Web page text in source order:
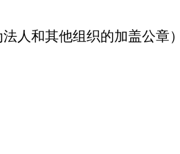
人和其他组织的加盖公章）